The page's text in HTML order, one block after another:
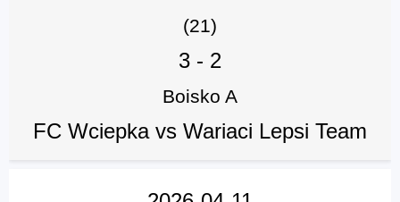
(21)
3 - 2
Boisko A
FC Wciepka vs Wariaci Lepsi Team